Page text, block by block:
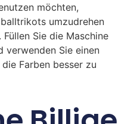
möchten,
umzudrehen
Sie die Maschine
verwenden Sie einen
Farben besser zu